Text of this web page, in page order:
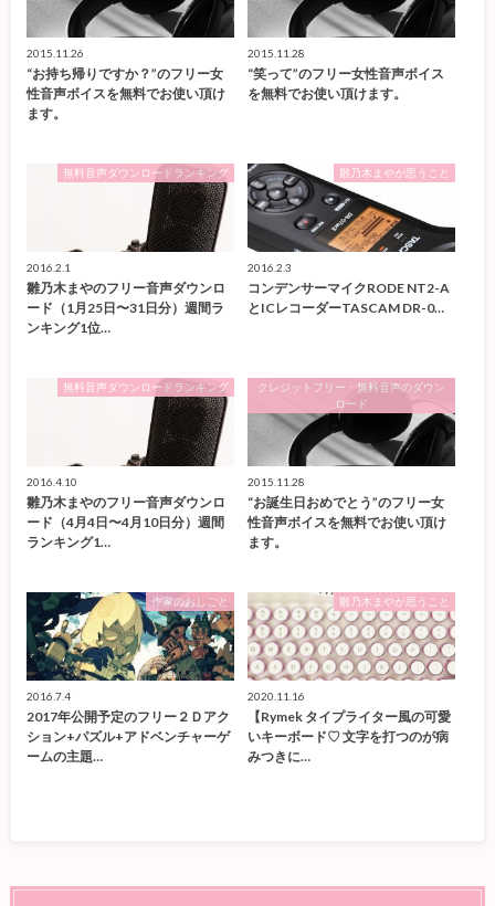
2015.11.26
“お持ち帰りですか？”のフリー女
性音声ボイスを無料でお使い頂け
ます。
2015.11.28
“笑って”のフリー女性音声ボイス
を無料でお使い頂けます。
無料音声ダウンロードランキング
2016.2.1
雛乃木まやのフリー音声ダウンロ
ード（1月25日〜31日分）週間ラ
ンキング1位…
雛乃木まやが思うこと
2016.2.3
コンデンサーマイクRODE NT2-A
とICレコーダーTASCAM DR-0…
無料音声ダウンロードランキング
2016.4.10
雛乃木まやのフリー音声ダウンロ
ード（4月4日〜4月10日分）週間
ランキング1…
クレジットフリー・無料音声のダウン
ロード
2015.11.28
“お誕生日おめでとう”のフリー女
性音声ボイスを無料でお使い頂け
ます。
作家のおしごと
2016.7.4
2017年公開予定のフリー２Ｄアク
ション+パズル+アドベンチャーゲ
ームの主題…
雛乃木まやが思うこと
2020.11.16
【Rymek タイプライター風の可愛
いキーボード♡ 文字を打つのが病
みつきに…